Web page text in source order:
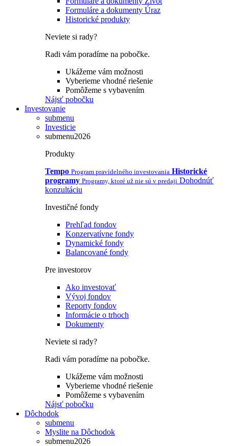
Formuláre a dokumenty Úraz
Historické produkty
Neviete si rady?
Radi vám poradíme na pobočke.
Ukážeme vám možnosti
Vyberieme vhodné riešenie
Pomôžeme s vybavením
Nájsť pobočku
Investovanie
submenu
Investicie
submenu2026
Produkty
Tempo Program pravidelného investovania Historické
programy Programy, ktoré už nie sú v predaji Dohodnúť
konzultáciu
Investičné fondy
Prehľad fondov
Konzervatívne fondy
Dynamické fondy
Balancované fondy
Pre investorov
Ako investovať
Vývoj fondov
Reporty fondov
Informácie o trhoch
Dokumenty
Neviete si rady?
Radi vám poradíme na pobočke.
Ukážeme vám možnosti
Vyberieme vhodné riešenie
Pomôžeme s vybavením
Nájsť pobočku
Dôchodok
submenu
Myslite na Dôchodok
submenu2026